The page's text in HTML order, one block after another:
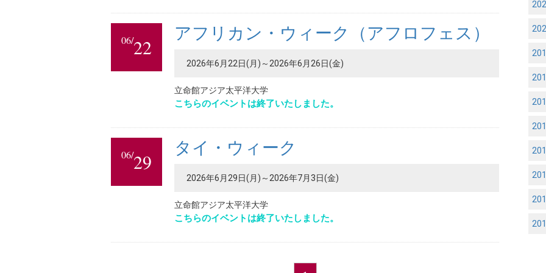
06/22
アフリカン・ウィーク（アフロフェス）
2026年6月22日(月)～2026年6月26日(金)
立命館アジア太平洋大学
こちらのイベントは終了いたしました。
06/29
タイ・ウィーク
2026年6月29日(月)～2026年7月3日(金)
立命館アジア太平洋大学
こちらのイベントは終了いたしました。